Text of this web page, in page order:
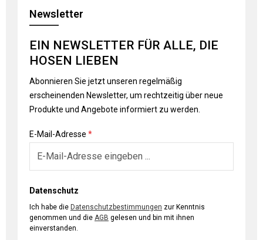
Newsletter
EIN NEWSLETTER FÜR ALLE, DIE
HOSEN LIEBEN
Abonnieren Sie jetzt unseren regelmäßig
erscheinenden Newsletter, um rechtzeitig über neue
Produkte und Angebote informiert zu werden.
E-Mail-Adresse *
Datenschutz
Ich habe die Datenschutzbestimmungen
genommen und die AGB
einverstanden.